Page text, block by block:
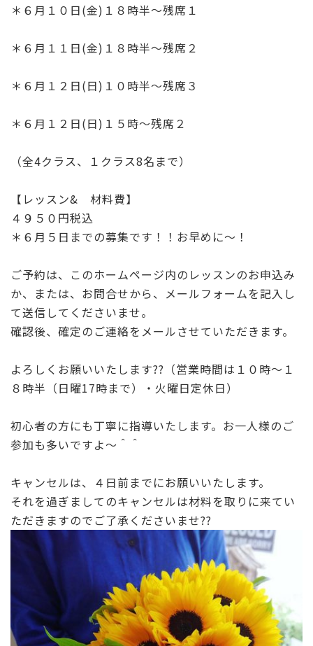
＊６月１０日(金)１８時半～残席１
＊６月１１日(金)１８時半～残席２
＊６月１２日(日)１０時半～残席３
＊６月１２日(日)１５時～残席２
（全4クラス、１クラス8名まで）
【レッスン& 材料費】
４９５０円税込
＊６月５日までの募集です！！お早めに～！
ご予約は、このホームページ内のレッスンのお申込み
か、または、お問合せから、メールフォームを記入し
て送信してくださいませ。
確認後、確定のご連絡をメールさせていただきます。
よろしくお願いいたします??（営業時間は１０時～１
８時半（日曜17時まで）・火曜日定休日）
初心者の方にも丁寧に指導いたします。お一人様のご
参加も多いですよ～＾＾
キャンセルは、４日前までにお願いいたします。
それを過ぎましてのキャンセルは材料を取りに来てい
ただきますのでご了承くださいませ??